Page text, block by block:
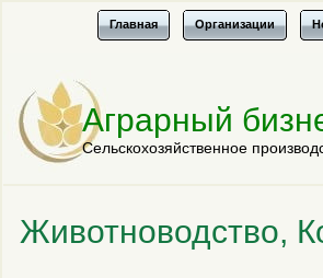
Главная Организации
Аграрный
Сельскохозяйственное
Животноводство,